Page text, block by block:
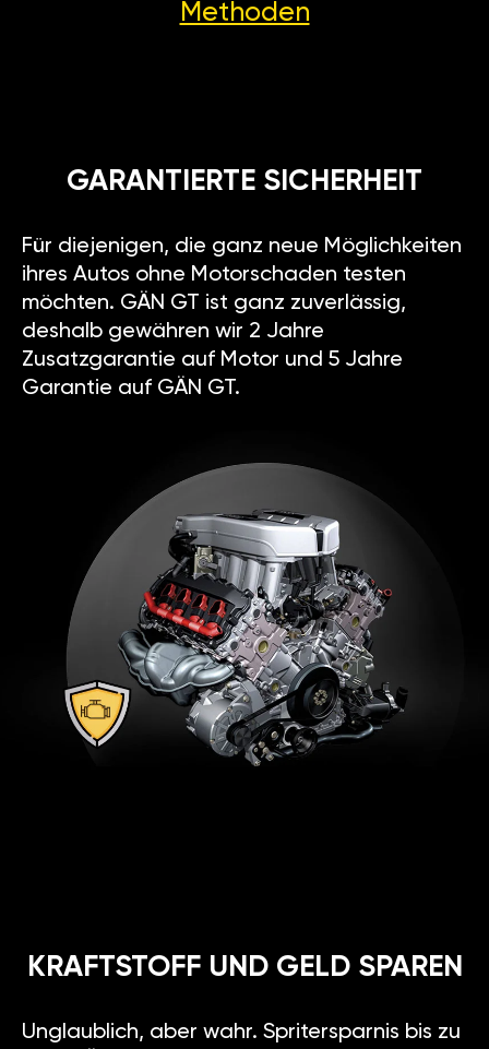
Methoden
GARANTIERTE SICHERHEIT
Für diejenigen, die ganz neue Möglichkeiten
ihres Autos ohne Motorschaden testen
möchten. GÄN GT ist ganz zuverlässig,
deshalb gewähren wir 2 Jahre
Zusatzgarantie auf Motor und 5 Jahre
Garantie auf GÄN GT.
KRAFTSTOFF UND GELD SPAREN
Unglaublich, aber wahr. Spritersparnis bis zu